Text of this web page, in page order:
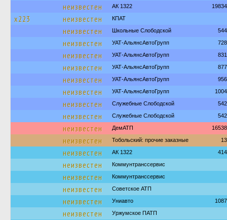
неизвестен АК 1322
х223 неизвестен КПАТ
неизвестен Школьные Слободской
неизвестен УАТ-АльянсАвтоГрупп
неизвестен УАТ-АльянсАвтоГрупп
неизвестен УАТ-АльянсАвтоГрупп
неизвестен УАТ-АльянсАвтоГрупп
неизвестен УАТ-АльянсАвтоГрупп
неизвестен Служебные Слободской
неизвестен Служебные Слободской
неизвестен ДемАТП
неизвестен Тобольский: прочие заказные
неизвестен АК 1322
неизвестен Коммунтранссервис
неизвестен Коммунтранссервис
неизвестен Советское АТП
неизвестен Униавто
неизвестен Уржумское ПАТП